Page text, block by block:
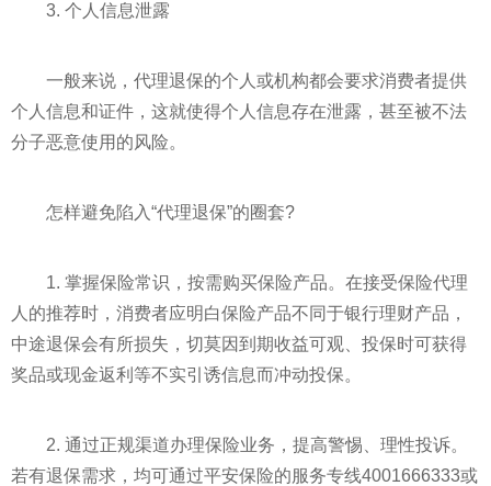
3. 个人信息泄露
一般来说，代理退保的个人或机构都会要求消费者提供
个人信息和证件 ，这就使得个人信息存在泄露，甚至被不法
分子恶意使用的风险。
怎样避免陷入“代理退保”的圈套?
1. 掌握保险常识，按需购买保险产品。在接受保险代理
人的推荐时，消费者应明白保险产品不同于银行理财产品，
中途退保会有所损失，切莫因到期收益可观、投保时可获得
奖品或现金返利等不实引诱信息而冲动投保。
2. 通过正规渠道办理保险业务，提高警惕、理性投诉。
若有退保需求，均可通过平安保险的服务专线4001666333或